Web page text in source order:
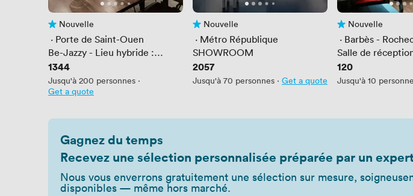
Pas encore d'avis
Nouvelle
· Porte de Saint-Ouen
Be-Jazzy - Lieu hybride :
créatif et gourmand - 500m2
d'espaces
Prix
1344
Jusqu'à 200 personnes ·
Get a quote
Pas encore d'avis
Nouvelle
· Métro République
SHOWROOM
Prix
2057
Jusqu'à 70 personnes · Get a quote
Pas encore d'avis
Nouvelle
· Barbès -
Salle de
Prix
120
Jusqu'à 10
Gagnez du temps
Recevez une sélection personnalisée préparée par un expert
Nous vous enverrons gratuitement une sélection sur mesure,
disponibles — même hors marché.